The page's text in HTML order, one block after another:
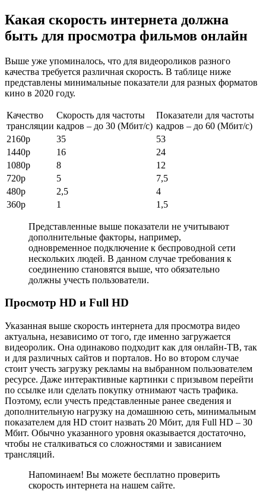
Какая скорость интернета должна
быть для просмотра фильмов онлайн
Выше уже упоминалось, что для видеороликов разного
качества требуется различная скорость. В таблице ниже
представлены минимальные показатели для разных форматов
кино в 2020 году.
Качество
трансляции
Скорость для частоты
кадров – до 30 (Мбит/с)
Показатели для частоты
кадров – до 60 (Мбит/с)
2160p
35
53
1440p
16
24
1080p
8
12
720p
5
7,5
480p
2,5
4
360p
1 1,5
Представленные выше показатели не учитывают
дополнительные факторы, например,
одновременное подключение к беспроводной сети
нескольких людей. В данном случае требования к
соединению становятся выше, что обязательно
должны учесть пользователи.
Просмотр HD и Full HD
Указанная выше скорость интернета для просмотра видео
актуальна, независимо от того, где именно загружается
видеоролик. Она одинаково подходит как для онлайн-ТВ, так
и для различных сайтов и порталов. Но во втором случае
стоит учесть загрузку рекламы на выбранном пользователем
ресурсе. Даже интерактивные картинки с призывом перейти
по ссылке или сделать покупку отнимают часть трафика.
Поэтому, если учесть представленные ранее сведения и
дополнительную нагрузку на домашнюю сеть, минимальным
показателем для HD стоит назвать 20 Мбит, для Full HD – 30
Мбит. Обычно указанного уровня оказывается достаточно,
чтобы не сталкиваться со сложностями и зависанием
трансляций.
Напоминаем! Вы можете бесплатно проверить
скорость интернета на нашем сайте.